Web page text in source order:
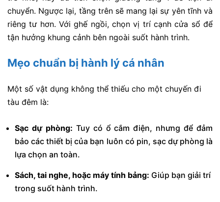
chuyển. Ngược lại, tầng trên sẽ mang lại sự yên tĩnh và
riêng tư hơn. Với ghế ngồi, chọn vị trí cạnh cửa sổ để
tận hưởng khung cảnh bên ngoài suốt hành trình.
Mẹo chuẩn bị hành lý cá nhân
Một số vật dụng không thể thiếu cho một chuyến đi
tàu đêm là:
Sạc dự phòng: Tuy có ổ cắm điện, nhưng để đảm
bảo các thiết bị của bạn luôn có pin, sạc dự phòng là
lựa chọn an toàn.
Sách, tai nghe, hoặc máy tính bảng: Giúp bạn giải trí
trong suốt hành trình.